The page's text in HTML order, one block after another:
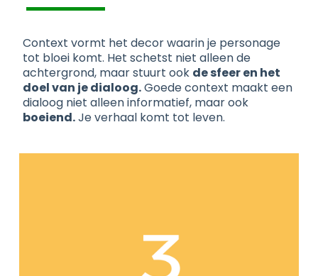
Context vormt het decor waarin je personage
tot bloei komt. Het schetst niet alleen de
achtergrond, maar stuurt ook de sfeer en het
doel van je dialoog.Goede context maakt een
dialoog niet alleen informatief, maar ook
boeiend.Je verhaal komt tot leven.